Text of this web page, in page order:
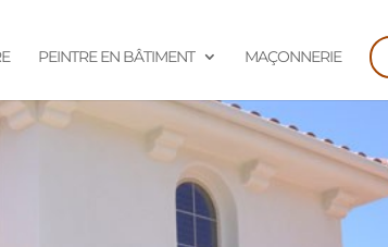
PEINTRE EN BÂTIMENT MAÇONNERIE